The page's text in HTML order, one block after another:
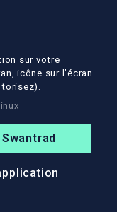
sur votre
icône sur l’écran